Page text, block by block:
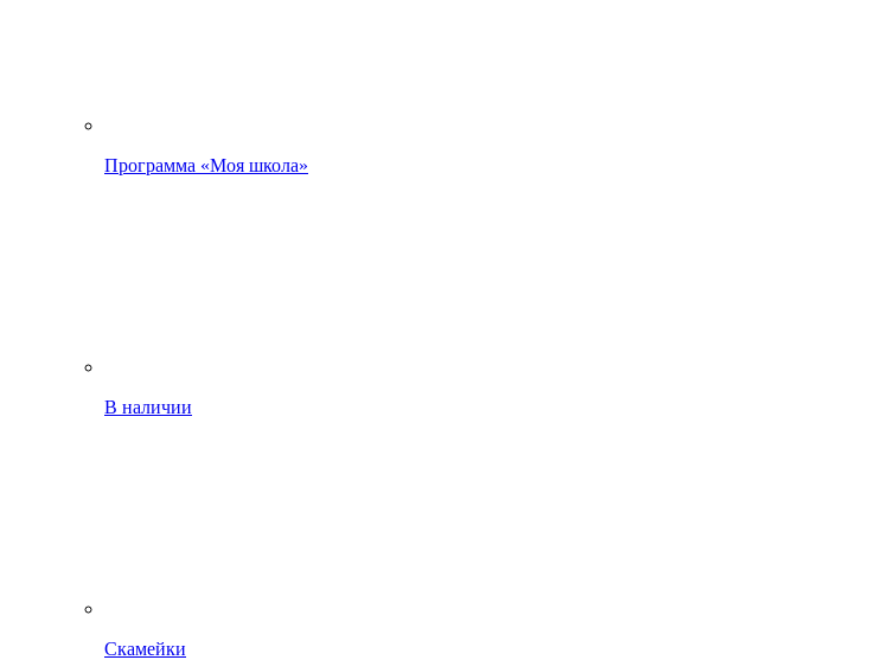
Программа «Моя школа»
В наличии
Скамейки